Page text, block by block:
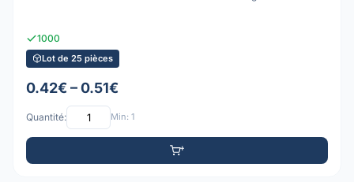
1000
Lot de 25 pièces
0.42€ – 0.51€
Quantité: Min: 1